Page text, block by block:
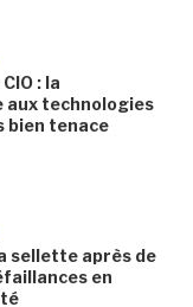
: la
aux technologies
bien tenace
sellette après de
en